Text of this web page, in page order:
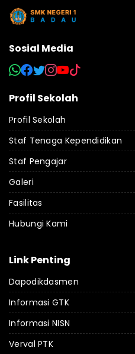
Sosial Media
Profil Sekolah
Profil Sekolah
Staf Tenaga Kependidikan
Staf Pengajar
Galeri
Fasilitas
Hubungi Kami
Link Penting
Dapodikdasmen
Informasi GTK
Informasi NISN
Verval PTK